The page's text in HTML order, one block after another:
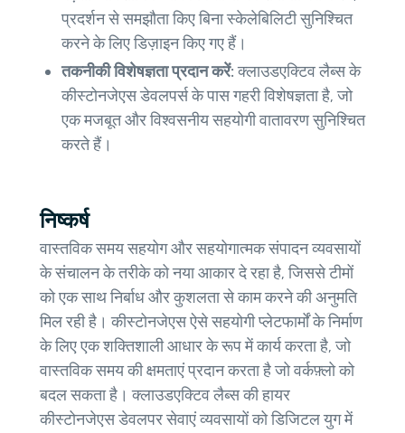
प्रदर्शन से समझौता किए बिना स्केलेबिलिटी सुनिश्चित
करने के लिए डिज़ाइन किए गए हैं।
तकनीकी विशेषज्ञता प्रदान करें:क्लाउडएक्टिव लैब्स के
कीस्टोनजेएस डेवलपर्स के पास गहरी विशेषज्ञता है, जो
एक मजबूत और विश्वसनीय सहयोगी वातावरण सुनिश्चित
करते हैं।
निष्कर्ष
वास्तविक समय सहयोग और सहयोगात्मक संपादन व्यवसायों
के संचालन के तरीके को नया आकार दे रहा है, जिससे टीमों
को एक साथ निर्बाध और कुशलता से काम करने की अनुमति
मिल रही है। कीस्टोनजेएस ऐसे सहयोगी प्लेटफार्मों के निर्माण
के लिए एक शक्तिशाली आधार के रूप में कार्य करता है, जो
वास्तविक समय की क्षमताएं प्रदान करता है जो वर्कफ़्लो को
बदल सकता है। क्लाउडएक्टिव लैब्स की हायर
कीस्टोनजेएस डेवलपर सेवाएं व्यवसायों को डिजिटल युग में